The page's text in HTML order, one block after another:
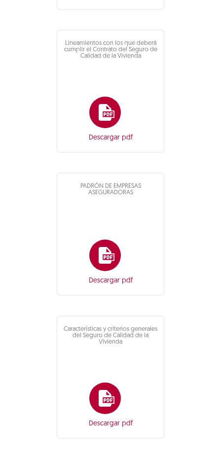
Lineamientos con los que deberá
cumplir el Contrato del Seguro de
Calidad de la Vivienda
Descargar pdf
PADRÓN DE EMPRESAS
ASEGURADORAS
Descargar pdf
Características y criterios generales
del Seguro de Calidad de la
Vivienda
Descargar pdf